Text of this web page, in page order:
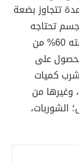
تتجاوز بضعة
تحتاجه
كما يُشكّل الماء ما نسبته 60% من
الحصول على
كميات
وغيرها من
الشوربات،